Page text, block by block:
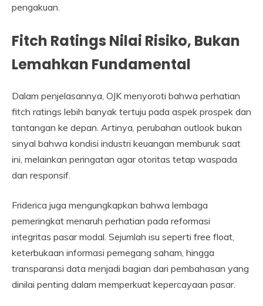
pengakuan.
Fitch Ratings Nilai Risiko, Bukan
Lemahkan Fundamental
Dalam penjelasannya, OJK menyoroti bahwa perhatian
fitch ratings lebih banyak tertuju pada aspek prospek dan
tantangan ke depan. Artinya, perubahan outlook bukan
sinyal bahwa kondisi industri keuangan memburuk saat
ini, melainkan peringatan agar otoritas tetap waspada
dan responsif.
Friderica juga mengungkapkan bahwa lembaga
pemeringkat menaruh perhatian pada reformasi
integritas pasar modal. Sejumlah isu seperti free float,
keterbukaan informasi pemegang saham, hingga
transparansi data menjadi bagian dari pembahasan yang
dinilai penting dalam memperkuat kepercayaan pasar.